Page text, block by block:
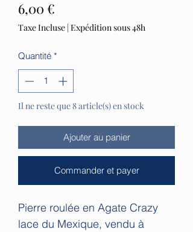
6,00 €
Taxe Incluse | Expédition sous 48h
Quantité *
Il ne reste que 8 article(s) en stock
Ajouter au panier
Commander et payer
Pierre roulée en Agate Crazy
lace du Mexique, vendu à